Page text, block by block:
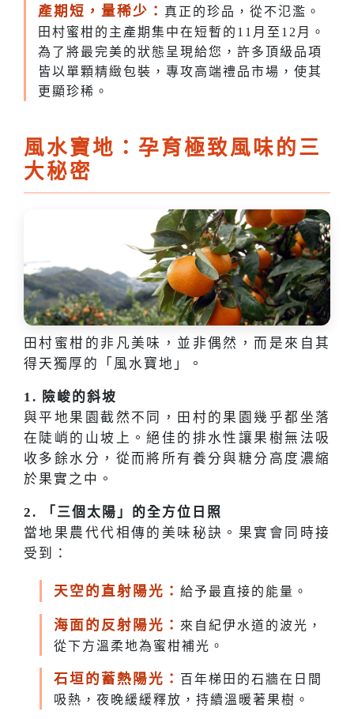
產期短，量稀少： 真正的珍品，從不氾濫。
田村蜜柑的主產期集中在短暫的11月至12月。
為了將最完美的狀態呈現給您，許多頂級品項
皆以單顆精緻包裝，專攻高端禮品市場，使其
更顯珍稀。
風水寶地：孕育極致風味的三
大秘密
田村蜜柑的非凡美味，並非偶然，而是來自其
得天獨厚的「風水寶地」。
1. 險峻的斜坡
與平地果園截然不同，田村的果園幾乎都坐落
在陡峭的山坡上。絕佳的排水性讓果樹無法吸
收多餘水分，從而將所有養分與糖分高度濃縮
於果實之中。
2. 「三個太陽」的全方位日照
當地果農代代相傳的美味秘訣。果實會同時接
受到：
天空的直射陽光： 給予最直接的能量。
海面的反射陽光： 來自紀伊水道的波光，
從下方溫柔地為蜜柑補光。
石垣的蓄熱陽光： 百年梯田的石牆在日間
吸熱，夜晚緩緩釋放，持續溫暖著果樹。